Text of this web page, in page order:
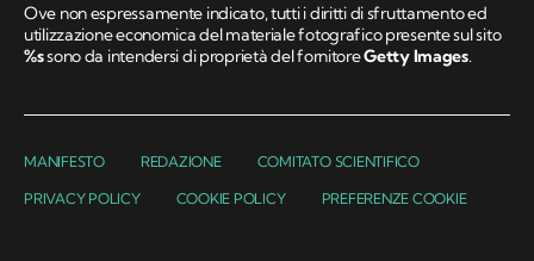
Ove non espressamente indicato, tutti i diritti di sfruttamento ed
utilizzazione economica del materiale fotografico presente sul sito
%ssono da intendersi di proprietà del fornitoreGetty Images.
MANIFESTO REDAZIONE COMITATO SCIENTIFICO
PRIVACY POLICY COOKIE POLICY PREFERENZE COOKIE